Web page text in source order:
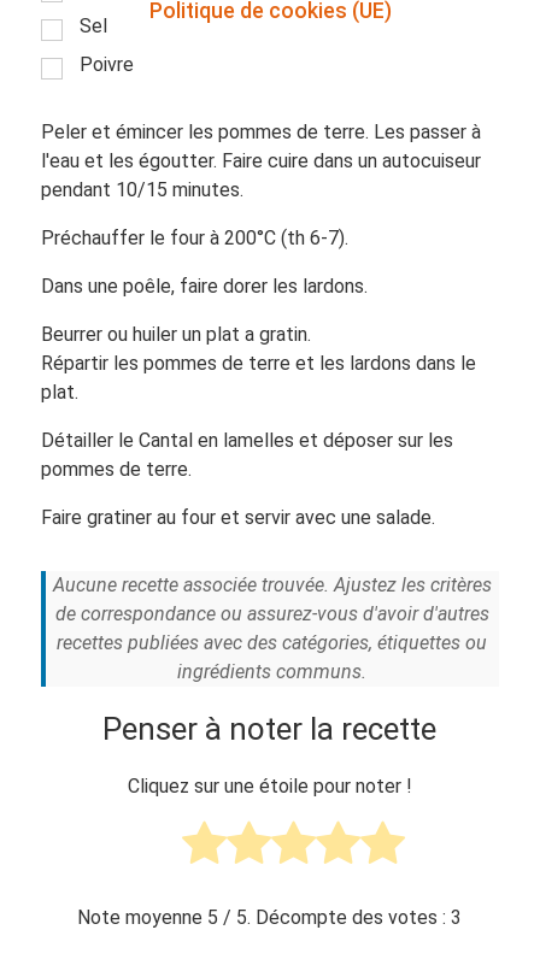
Politique de cookies (UE)
Sel
Poivre
Peler et émincer les pommes de terre. Les passer à
l'eau et les égoutter. Faire cuire dans un autocuiseur
pendant 10/15 minutes.
Préchauffer le four à 200°C (th 6-7).
Dans une poêle, faire dorer les lardons.
Beurrer ou huiler un plat a gratin.
Répartir les pommes de terre et les lardons dans le
plat.
Détailler le Cantal en lamelles et déposer sur les
pommes de terre.
Faire gratiner au four et servir avec une salade.
Aucune recette associée trouvée. Ajustez les critères
de correspondance ou assurez-vous d'avoir d'autres
recettes publiées avec des catégories, étiquettes ou
ingrédients communs.
Penser à noter la recette
Cliquez sur une étoile pour noter !
Note moyenne 5 / 5. Décompte des votes :3